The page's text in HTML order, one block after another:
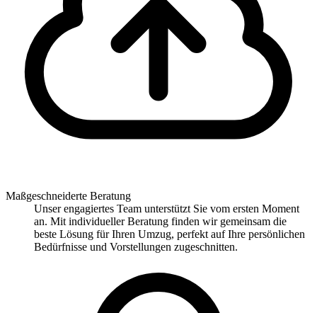
Maßgeschneiderte Beratung
Unser engagiertes Team unterstützt Sie vom ersten Moment
an. Mit individueller Beratung finden wir gemeinsam die
beste Lösung für Ihren Umzug, perfekt auf Ihre persönlichen
Bedürfnisse und Vorstellungen zugeschnitten.